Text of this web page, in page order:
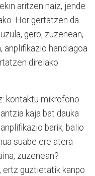
aritzen naiz, jende
Hor gertatzen da
gero, zuzenean,
anplifikazio handiagoa
direlako
kontaktu mikrofono
kaja bat dauka
barik, balio
suabe ere atera
zuzenean?
ertz guztietatik kanpo